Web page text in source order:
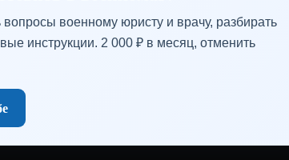
военному юристу и врачу, разбирать
инструкции. 2 000 ₽ в месяц, отменить